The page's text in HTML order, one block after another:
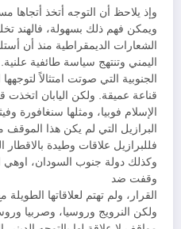
وإذ يلاحظ أن التوجه أتخذ أتجاها
ويمكن فهم ذلك بسهولة، فالهند
الشعارات الديمقراطية منذ أن
اليمني وتنتهج سياسة طائفية
الجنوبية التي صوتت امتثالاً
قناعة عميقة. ولكن اليابان
الإسلام فوبيا، ومثلها سنغافورة
البرازيل التي لم يكن هذا الموقف
فللبرازيل علاقات وطيدة بالاقطار
وكذلك دولة جنوب السودان، اوهي
وقفت ضد
القرار، ولم تهتم لعلاقاتها
ولكن النرويج وروسيا، وصربيا